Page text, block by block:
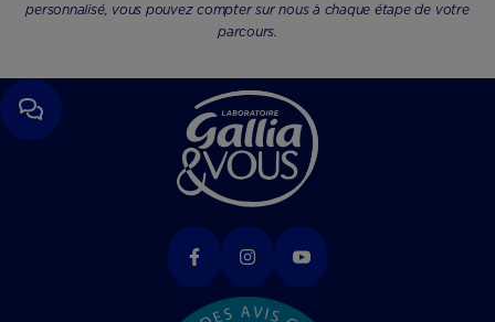
personnalisé, vous pouvez compter sur nous à chaque étape de votre
parcours.